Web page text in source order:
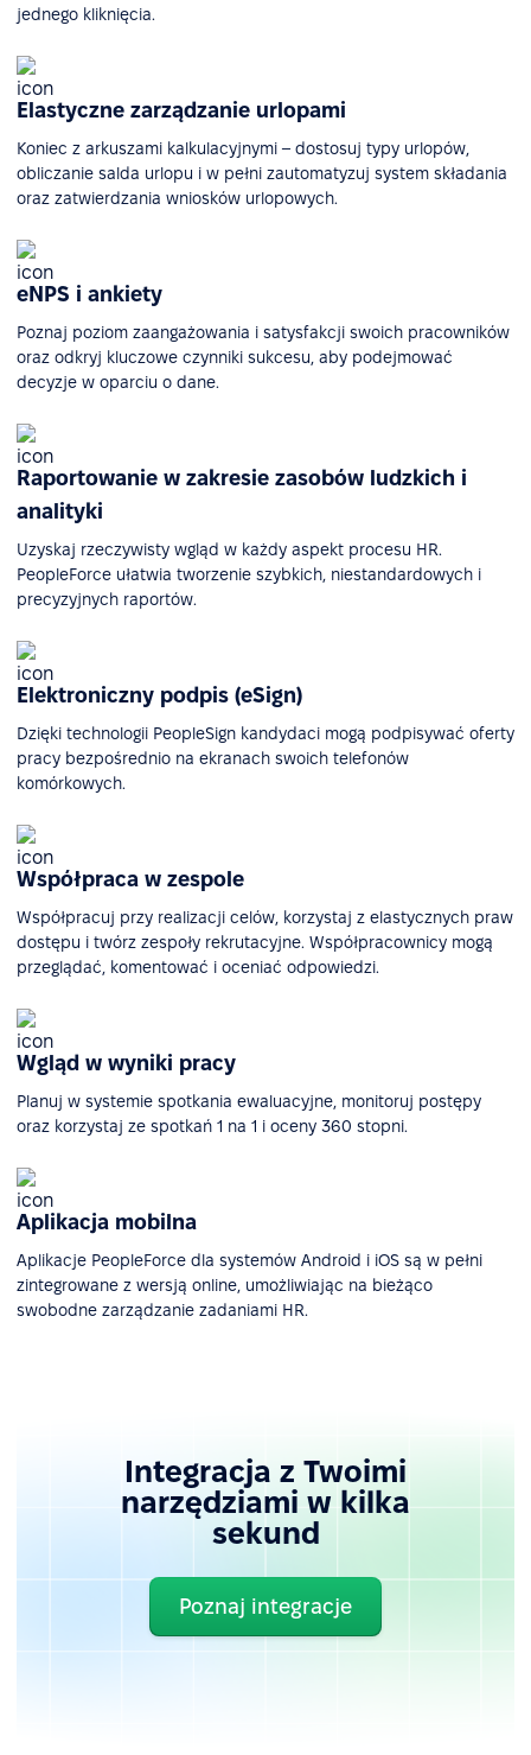
jednego kliknięcia.
Elastyczne zarządzanie urlopami
Koniec z arkuszami kalkulacyjnymi – dostosuj typy urlopów,
obliczanie salda urlopu i w pełni zautomatyzuj system składania
oraz zatwierdzania wniosków urlopowych.
eNPS i ankiety
Poznaj poziom zaangażowania i satysfakcji swoich pracowników
oraz odkryj kluczowe czynniki sukcesu, aby podejmować
decyzje w oparciu o dane.
Raportowanie w zakresie zasobów ludzkich i
analityki
Uzyskaj rzeczywisty wgląd w każdy aspekt procesu HR.
PeopleForce ułatwia tworzenie szybkich, niestandardowych i
precyzyjnych raportów.
Elektroniczny podpis (eSign)
Dzięki technologii PeopleSign kandydaci mogą podpisywać oferty
pracy bezpośrednio na ekranach swoich telefonów
komórkowych.
Współpraca w zespole
Współpracuj przy realizacji celów, korzystaj z elastycznych praw
dostępu i twórz zespoły rekrutacyjne. Współpracownicy mogą
przeglądać, komentować i oceniać odpowiedzi.
Wgląd w wyniki pracy
Planuj w systemie spotkania ewaluacyjne, monitoruj postępy
oraz korzystaj ze spotkań 1 na 1 i oceny 360 stopni.
Aplikacja mobilna
Aplikacje PeopleForce dla systemów Android i iOS są w pełni
zintegrowane z wersją online, umożliwiając na bieżąco
swobodne zarządzanie zadaniami HR.
Integracja z Twoimi
narzędziami w kilka
sekund
Poznaj integracje